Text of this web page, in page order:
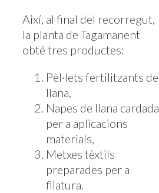
Així, al final del recorregut,
la planta de Tagamanent
obté tres productes:
Pèl·lets fertilitzants de
llana,
Napes de llana cardada
per a aplicacions
materials,
Metxes tèxtils
preparades per a
filatura.